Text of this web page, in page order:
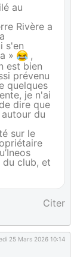
au
Rivère a
s'en
»
,
est bien
prévenu
quelques
je n'ai
dire que
du
sur le
du club, et
Citer
25 Mars 2026 10:14